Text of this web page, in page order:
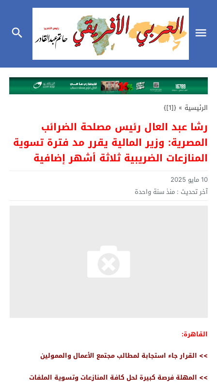
الرئيسية »
{[1]}
رشا عبد العال رئيس مصلحة الضرائب
المصرية: وزير المالية يقرر مد فترة تسوية
المنازعات الضريبية ثلاثة أشهر إضافية
10 مايو 2025
آخر تحديث : منذ سنة واحدة
القاهرة:
>> القرار جاء استجابة لمطالب مجتمع الأعمال والممولين
>> المهلة فرصة كبيرة لحل كافة المنازعات وتسوية الملفات